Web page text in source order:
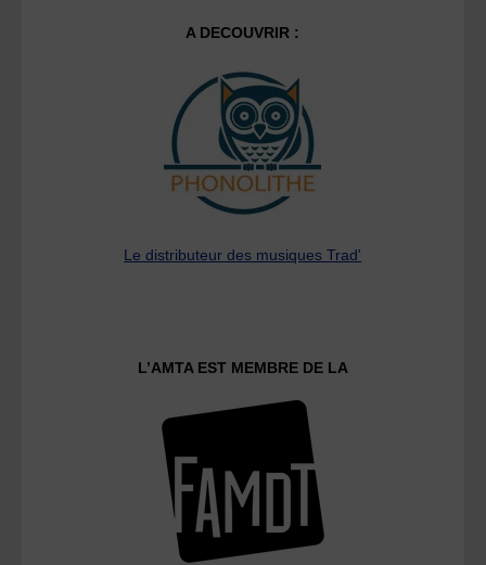
A DECOUVRIR :
Le distributeur des musiques Trad'
L’AMTA EST MEMBRE DE LA